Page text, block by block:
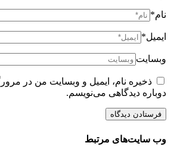
نام*
ایمیل*
وبسایت
ذخیره نام، ایمیل و وبسایت من در
دوباره دیدگاهی می‌نویسم.
وب سایت‌های مرتبط